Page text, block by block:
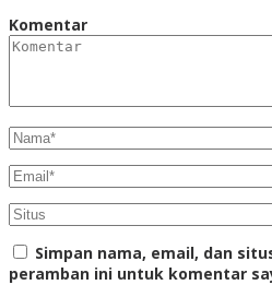
Komentar
Simpan nama, email, dan
peramban ini untuk komentar